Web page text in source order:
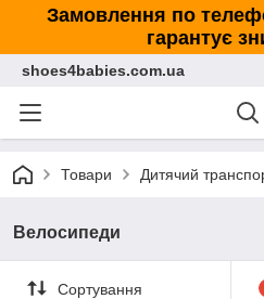
Замовлення по
гарантує
shoes4babies.com.ua
Товари Дитячий
Велосипеди
Сортування